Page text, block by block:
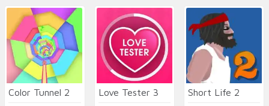
Color Tunnel 2 Love Tester 3 Short Life 2